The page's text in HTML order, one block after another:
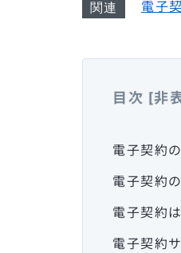
電子
目次 [非
電子契約
電子契約
電子契約
電子契約